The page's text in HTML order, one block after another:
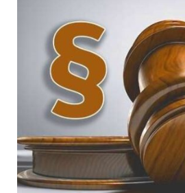
EasyScan
Über Uns
Warenkorb